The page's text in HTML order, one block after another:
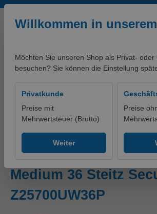
Zum Hauptinhalt springen
Willkommen in
Möchten Sie unseren Shop als Privat- oder
besuchen? Sie können die Einstellung
Privatkunde
Preise mit
Mehrwertsteuer (Brutto)
Weiter
Preise
Einlage ORTHO-
Medium 36 Steitz
Z25700UW36P